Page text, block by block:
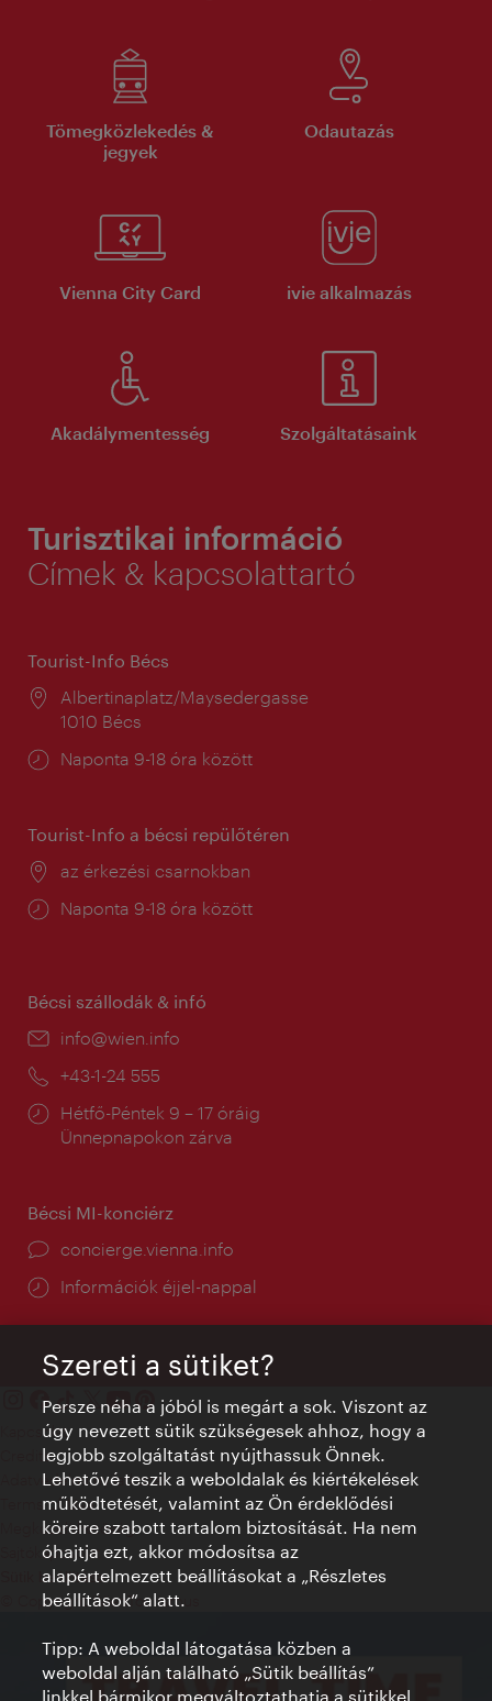
Tömegközlekedés &
jegyek
Odautazás
Vienna City Card ivie alkalmazás
Akadálymentesség Szolgáltatásaink
Turisztikai információ
Címek & kapcsolattartó
Tourist-Info Bécs
Helyszín:
Albertinaplatz/Maysedergasse
1010 Bécs
Nyitva
Naponta 9-18 óra között
Tourist-Info a bécsi repülőtéren
Helyszín:
az érkezési csarnokban
Nyitva
Naponta 9-18 óra között
Bécsi szállodák & infó
E-
info@wien.info
Telefon:
+43-1-24 555
Nyitva
tartás:
Hétfő-Péntek 9 – 17 óráig
Ünnepnapokon zárva
Bécsi MI-konciérz
concierge.vienna.info
Információk éjjel-nappal
Kapcsolat
Credits
Adatvédelmi nyilatkozat
Terms of Use
Megközelíthetőség
Sajtókapcsolat
Sütik beállítása
© Copyright WienTourismus
Szereti a sütiket?
Persze néha a jóból is megárt a sok. Viszont az
úgy nevezett sütik szükségesek ahhoz, hogy a
legjobb szolgáltatást nyújthassuk Önnek.
Lehetővé teszik a weboldalak és kiértékelések
működtetését, valamint az Ön érdeklődési
köreire szabott tartalom biztosítását. Ha nem
óhajtja ezt, akkor módosítsa az
alapértelmezett beállításokat a „Részletes
beállítások“ alatt.
Tipp: A weboldal látogatása közben a
weboldal alján található „Sütik beállítás”
linkkel bármikor megváltoztathatja a sütikkel